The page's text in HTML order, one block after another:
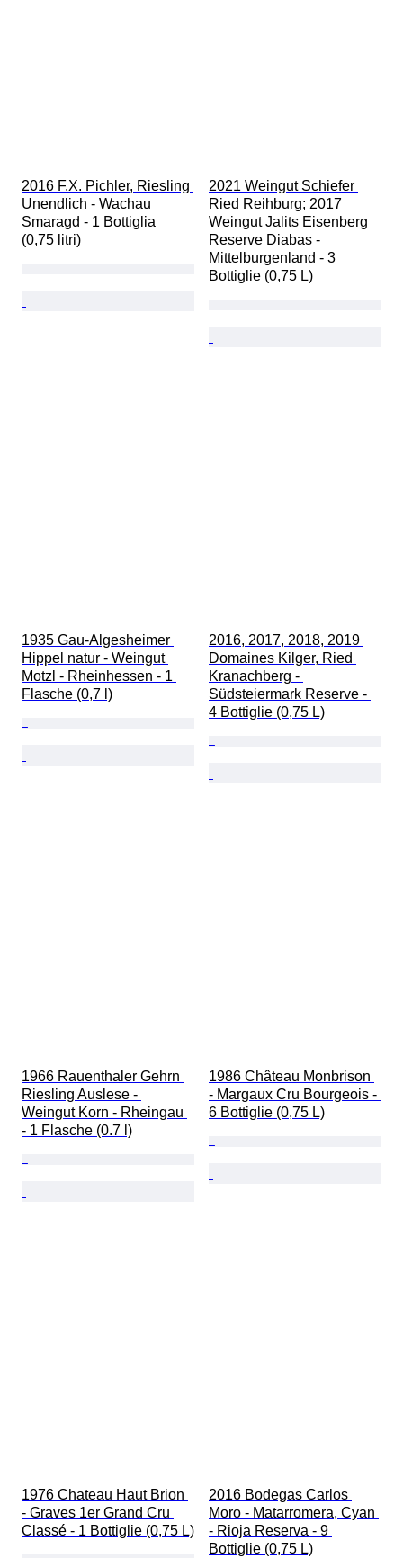
2016 F.X. Pichler, Riesling
Unendlich - Wachau
Smaragd - 1 Bottiglia
(0,75 litri)
2021 Weingut Schiefer
Ried Reihburg; 2017
Weingut Jalits Eisenberg
Reserve Diabas -
Mittelburgenland - 3
Bottiglie (0,75 L)
1935 Gau-Algesheimer
Hippel natur - Weingut
Motzl - Rheinhessen - 1
Flasche (0,7 l)
2016, 2017, 2018, 2019
Domaines Kilger, Ried
Kranachberg -
Südsteiermark Reserve -
4 Bottiglie (0,75 L)
1966 Rauenthaler Gehrn
Riesling Auslese -
Weingut Korn - Rheingau
- 1 Flasche (0.7 l)
1986 Château Monbrison
- Margaux Cru Bourgeois -
6 Bottiglie (0,75 L)
1976 Chateau Haut Brion
- Graves 1er Grand Cru
Classé - 1 Bottiglie (0,75 L)
2016 Bodegas Carlos
Moro - Matarromera, Cyan
- Rioja Reserva - 9
Bottiglie (0,75 L)